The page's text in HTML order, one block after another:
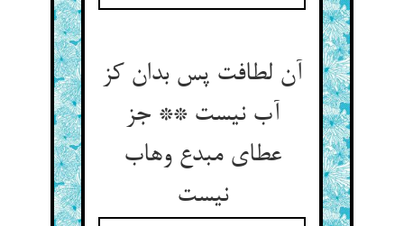
آن لطافت پس بدان کز
آب نیست ** جز
عطای مبدع وهاب
نیست‏